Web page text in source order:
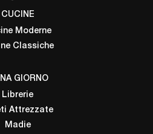
CUCINE
Moderne
Classiche
GIORNO
Librerie
Attrezzate
Madie